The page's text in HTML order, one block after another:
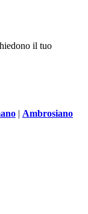
il tuo
| Ambrosiano